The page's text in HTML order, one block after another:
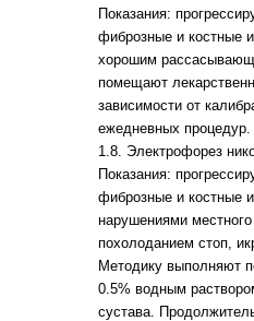
Показания:
фиброзные и костные
хорошим
помещают
зависимости от
ежедневных процедур.
1.8. Электрофорез
Показания:
фиброзные и костные
нарушениями
похолоданием стоп,
Методику выполняют
0.5% водным
сустава.